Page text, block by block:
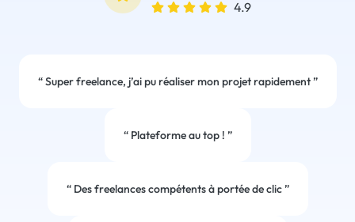
4.9
“Super freelance, j’ai pu réaliser mon projet rapidement”
“Plateforme au top ! ”
“Des freelances compétents à portée de clic”